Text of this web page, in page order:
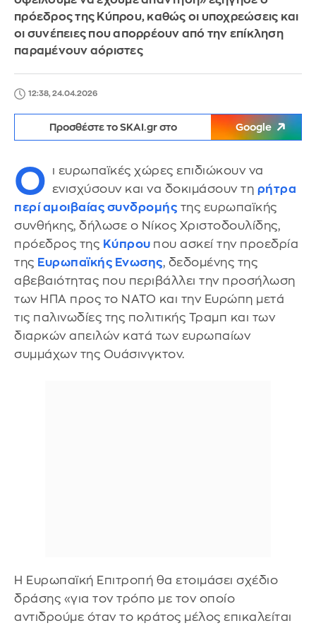
πρόεδρος της Κύπρου, καθώς οι υποχρεώσεις και
οι συνέπειες που απορρέουν από την επίκληση
παραμένουν αόριστες
12:38, 24.04.2026
Προσθέστε το SKAI.gr στο Google
Ο
ι ευρωπαϊκές χώρες επιδιώκουν να
ενισχύσουν και να δοκιμάσουν τη ρήτρα
περί αμοιβαίας συνδρομής της ευρωπαϊκής
συνθήκης, δήλωσε ο Νίκος Χριστοδουλίδης,
πρόεδρος της Κύπρου που ασκεί την προεδρία
της Ευρωπαϊκής Ενωσης, δεδομένης της
αβεβαιότητας που περιβάλλει την προσήλωση
των ΗΠΑ προς το ΝΑΤΟ και την Ευρώπη μετά
τις παλινωδίες της πολιτικής Τραμπ και των
διαρκών απειλών κατά των ευρωπαίων
συμμάχων της Ουάσινγκτον.
Η Ευρωπαϊκή Επιτροπή θα ετοιμάσει σχέδιο
δράσης «για τον τρόπο με τον οποίο
αντιδρούμε όταν το κράτος μέλος επικαλείται